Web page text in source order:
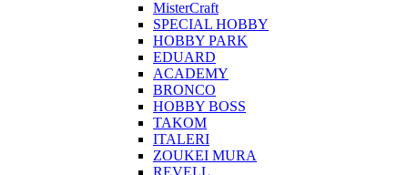
MisterCraft
SPECIAL HOBBY
HOBBY PARK
EDUARD
ACADEMY
BRONCO
HOBBY BOSS
TAKOM
ITALERI
ZOUKEI MURA
REVELL